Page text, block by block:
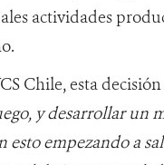
actividades
Chile, esta decisión
y desarrollar un
esto empezando a